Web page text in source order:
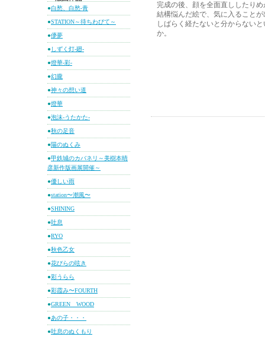
●白愁、白愁-青
●STATION～待ちわびて～
●儚夢
● しずく灯-廻-
●燈華-彩-
●幻朧
●神々の想い道
●燈華
●泡沫-うたかた-
●秋の足音
●陽のぬくみ
●甲鉄城のカバネリ～美樹本晴
彦新作版画展開催～
●優しい雨
●station〜潮風〜
●SHINING
●吐息
●RYO
●秋色乙女
●花びらの呟き
●彩うらら
●彩霞み〜FOURTH
●GREEN WOOD
●あの子・・・
●吐息のぬくもり
完成の後、顔を全面直ししたり
結構悩んだ絵で、気に入ること
しばらく経たないと分からない
か。